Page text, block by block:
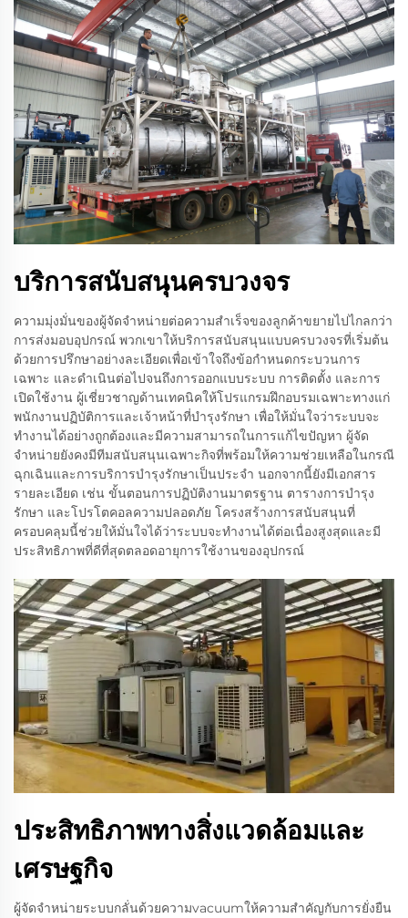
บริการสนับสนุนครบวงจร
ความมุ่งมั่นของผู้จัดจำหน่ายต่อความสำเร็จของลูกค้าขยายไปไกลกว่า
การส่งมอบอุปกรณ์ พวกเขาให้บริการสนับสนุนแบบครบวงจรที่เริ่มต้น
ด้วยการปรึกษาอย่างละเอียดเพื่อเข้าใจถึงข้อกำหนดกระบวนการ
เฉพาะ และดำเนินต่อไปจนถึงการออกแบบระบบ การติดตั้ง และการ
เปิดใช้งาน ผู้เชี่ยวชาญด้านเทคนิคให้โปรแกรมฝึกอบรมเฉพาะทางแก่
พนักงานปฏิบัติการและเจ้าหน้าที่บำรุงรักษา เพื่อให้มั่นใจว่าระบบจะ
ทำงานได้อย่างถูกต้องและมีความสามารถในการแก้ไขปัญหา ผู้จัด
จำหน่ายยังคงมีทีมสนับสนุนเฉพาะกิจที่พร้อมให้ความช่วยเหลือในกรณี
ฉุกเฉินและการบริการบำรุงรักษาเป็นประจำ นอกจากนี้ยังมีเอกสาร
รายละเอียด เช่น ขั้นตอนการปฏิบัติงานมาตรฐาน ตารางการบำรุง
รักษา และโปรโตคอลความปลอดภัย โครงสร้างการสนับสนุนที่
ครอบคลุมนี้ช่วยให้มั่นใจได้ว่าระบบจะทำงานได้ต่อเนื่องสูงสุดและมี
ประสิทธิภาพที่ดีที่สุดตลอดอายุการใช้งานของอุปกรณ์
ประสิทธิภาพทางสิ่งแวดล้อมและ
เศรษฐกิจ
ผู้จัดจำหน่ายระบบกลั่นด้วยความvacuumให้ความสำคัญกับการยั่งยืน